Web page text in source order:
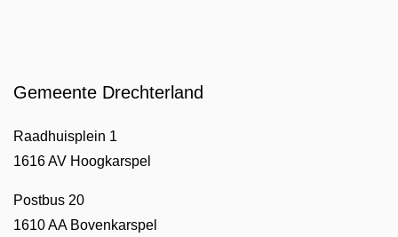
Gemeente Drechterland
Raadhuisplein 1
1616 AV Hoogkarspel
Postbus 20
1610 AA Bovenkarspel